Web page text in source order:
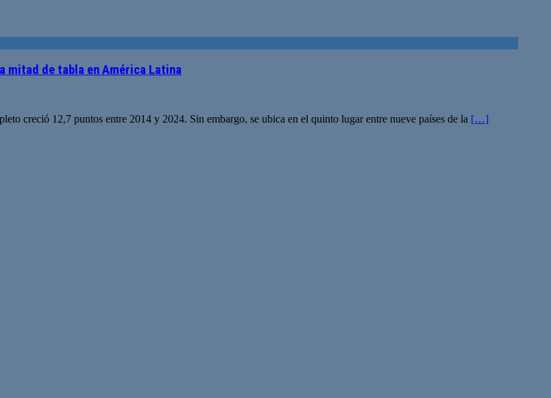
mitad de tabla en América Latina
creció 12,7 puntos entre 2014 y 2024. Sin embargo, se ubica en el quinto lugar entre nueve países de la […]